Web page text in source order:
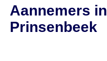
Aannemers in
Prinsenbeek